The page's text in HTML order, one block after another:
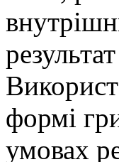
формі
умовах